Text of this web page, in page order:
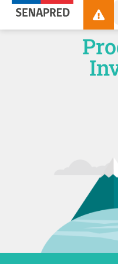
contenido